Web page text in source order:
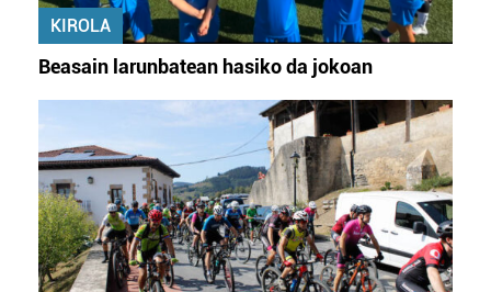
KIROLA
Beasain larunbatean hasiko da jokoan